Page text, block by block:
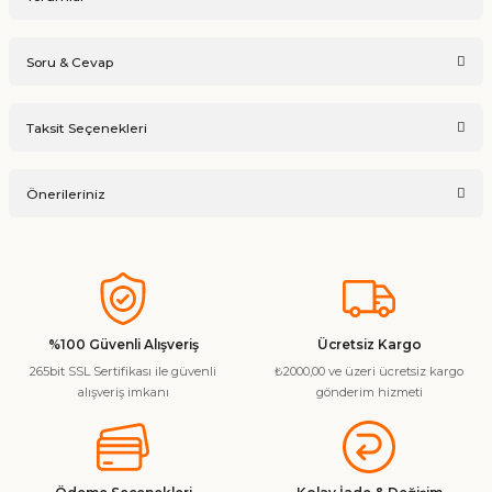
Soru & Cevap
Taksit Seçenekleri
Önerileriniz
konularda yetersiz gördüğünüz noktaları öneri formunu
kullanarak tarafımıza iletebilirsiniz.
Görüş ve önerileriniz için teşekkür ederiz.
Ürün resmi kalitesiz, bozuk veya görüntülenemiyor.
Ürün bilgilerinde hatalar bulunuyor.
Ürün fiyatı diğer sitelerden daha pahalı.
%100 Güvenli Alışveriş
265bit SSL Sertifikası ile güvenli
alışveriş imkanı
Ücretsiz Kargo
₺2000,00 ve üzeri ücretsiz kargo
gönderim hizmeti